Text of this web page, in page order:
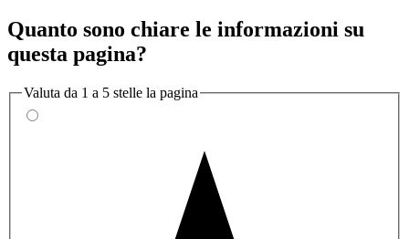
Quanto sono chiare le informazioni su
questa pagina?
Valuta da 1 a 5 stelle la pagina